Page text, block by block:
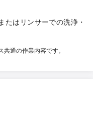
たはリンサーでの洗浄・
通の作業内容です。